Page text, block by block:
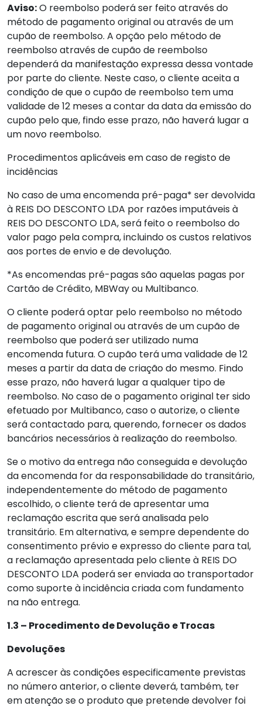
Aviso:O reembolso poderá ser feito através do
método de pagamento original ou através de um
cupão de reembolso. A opção pelo método de
reembolso através de cupão de reembolso
dependerá da manifestação expressa dessa vontade
por parte do cliente. Neste caso, o cliente aceita a
condição de que o cupão de reembolso tem uma
validade de 12 meses a contar da data da emissão do
cupão pelo que, findo esse prazo, não haverá lugar a
um novo reembolso.
Procedimentos aplicáveis em caso de registo de
incidências
No caso de uma encomenda pré-paga* ser devolvida
à REIS DO DESCONTO LDA por razões imputáveis à
REIS DO DESCONTO LDA, será feito o reembolso do
valor pago pela compra, incluindo os custos relativos
aos portes de envio e de devolução.
*As encomendas pré-pagas são aquelas pagas por
Cartão de Crédito, MBWay ou Multibanco.
O cliente poderá optar pelo reembolso no método
de pagamento original ou através de um cupão de
reembolso que poderá ser utilizado numa
encomenda futura. O cupão terá uma validade de 12
meses a partir da data de criação do mesmo. Findo
esse prazo, não haverá lugar a qualquer tipo de
reembolso. No caso de o pagamento original ter sido
efetuado por Multibanco, caso o autorize, o cliente
será contactado para, querendo, fornecer os dados
bancários necessários à realização do reembolso.
Se o motivo da entrega não conseguida e devolução
da encomenda for da responsabilidade do transitário,
independentemente do método de pagamento
escolhido, o cliente terá de apresentar uma
reclamação escrita que será analisada pelo
transitário. Em alternativa, e sempre dependente do
consentimento prévio e expresso do cliente para tal,
a reclamação apresentada pelo cliente à REIS DO
DESCONTO LDA poderá ser enviada ao transportador
como suporte à incidência criada com fundamento
na não entrega.
1.3 – Procedimento de Devolução e Trocas
Devoluções
A acrescer às condições especificamente previstas
no número anterior, o cliente deverá, também, ter
em atenção se o produto que pretende devolver foi